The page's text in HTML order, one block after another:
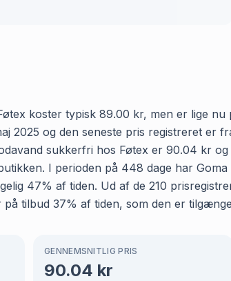
koster typisk 89.00 kr, men er lige
2025 og den seneste pris registreret
sukkerfri hos Føtex er 90.04 kr
I perioden på 448 dage har
47% af tiden. Ud af de 210
tilbud 37% af tiden, som den er
GENNEMSNITLIG PRIS
90.04 kr